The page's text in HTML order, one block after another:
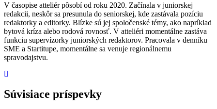
V časopise atteliér pôsobí od roku 2020. Začínala v juniorskej
redakcii, neskôr sa presunula do seniorskej, kde zastávala pozíciu
redaktorky a editorky. Blízke sú jej spoločenské témy, ako napríklad
bytová kríza alebo rodová rovnosť. V atteliéri momentálne zastáva
funkciu supervízorky juniorských redaktorov. Pracovala v denníku
SME a Startitupe, momentálne sa venuje regionálnemu
spravodajstvu.
Súvisiace príspevky